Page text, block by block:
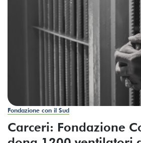
Fondazione con il Sud
Carceri: Fondazione